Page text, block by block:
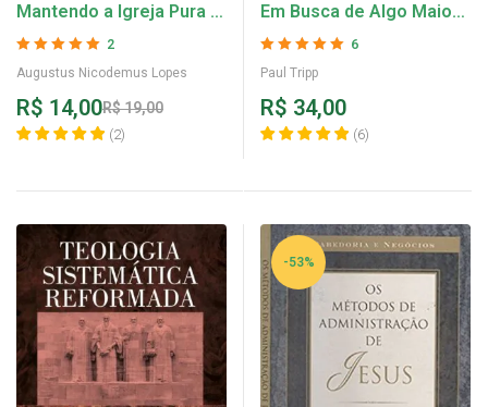
Mantendo a Igreja Pura –
Augustus Nicodemus
2
Augustus Nicodemus Lopes
R$19,00
R$ 14,00
(2)
Em Busca de Algo Maior
– Paul Tripp6
Paul Tripp
R$ 34,00
(6)
-53%